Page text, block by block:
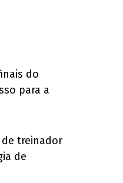
do
para a
de treinador
de